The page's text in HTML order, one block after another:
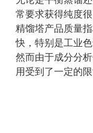
常要求获得纯度
精馏塔产品质量
快，特别是工业
然而由于成分分
用受到了一定的